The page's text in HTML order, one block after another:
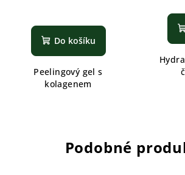
Do košíku
Peelingový gel s
kolagenem
Podobné